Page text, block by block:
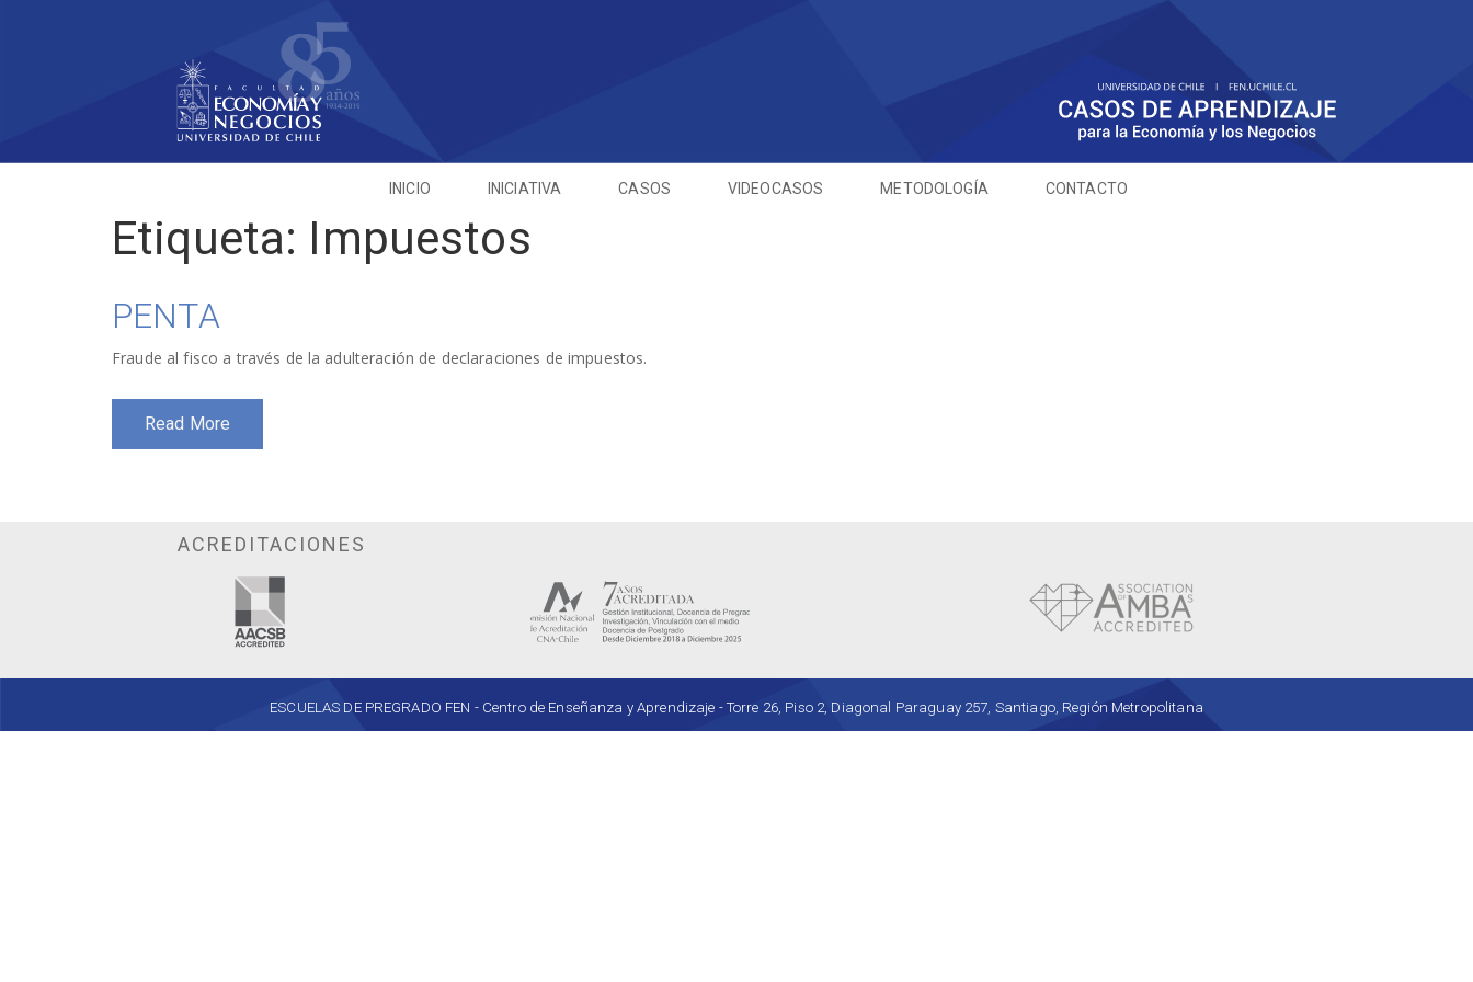
INICIO INICIATIVA CASOS VIDEOCASOS METODOLOGÍA CONTACTO
Etiqueta: Impuestos
PENTA
Fraude al fisco a través de la adulteración de declaraciones de impuestos.
Read More
ACREDITACIONES
ESCUELAS DE PREGRADO FEN - Centro de Enseñanza y Aprendizaje - Torre 26, Piso 2, Diagonal Paraguay 257, Santiago, Región Metropolitana